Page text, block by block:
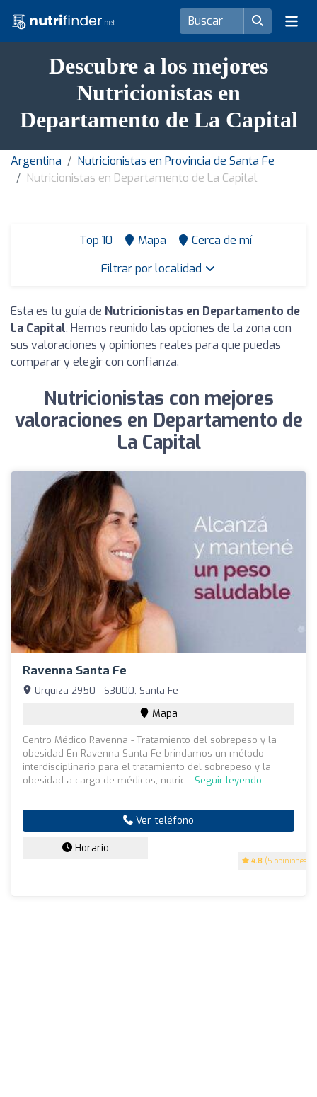
Descubre a los mejores
Nutricionistas en
Departamento de La Capital
Argentina
Nutricionistas en Provincia de Santa Fe
Nutricionistas en Departamento de La Capital
Top 10 Mapa
Cerca de mí
Filtrar por localidad
Esta es tu guía de Nutricionistas en Departamento de
La Capital. Hemos reunido las opciones de la zona con
sus valoraciones y opiniones reales para que puedas
comparar y elegir con confianza.
Nutricionistas con mejores
valoraciones en Departamento de
La Capital
Ravenna Santa Fe
4.8 (5 opiniones)
Urquiza 2950 - S3000, Santa Fe
Mapa
Centro Médico Ravenna - Tratamiento del sobrepeso y la
obesidad En Ravenna Santa Fe brindamos un método
interdisciplinario para el tratamiento del sobrepeso y la
obesidad a cargo de médicos, nutric... Seguir leyendo
Ver teléfono
Horario